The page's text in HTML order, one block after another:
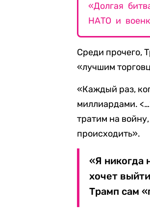
«Долгая
НАТО и
Среди прочего,
«лучшим
«Каждый раз,
миллиардами.
тратим на
происходить».
«Я никогда
хочет
Трамп сам